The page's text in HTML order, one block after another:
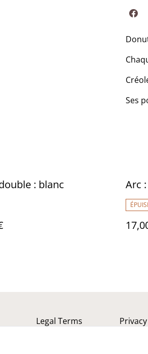
Ses
: blanc Arc
Legal Terms